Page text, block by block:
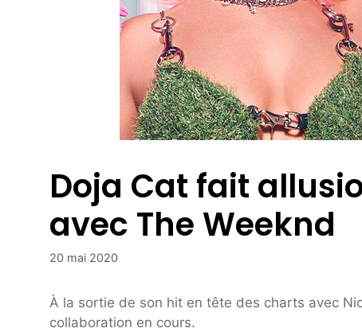
Doja Cat fait
avec The Weeknd
20 mai 2020
À la sortie de son hit en tête des charts avec
collaboration en cours.